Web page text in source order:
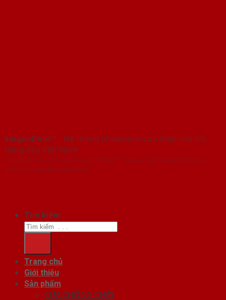
SaigonDoor™ - Hệ thống Showroom cửa thép cửa sắt
hàng đầu Việt Nam
Copyright ⓒ 2016 – 2026 SaigonDoor™ - www.cuagocomposite.org |
Đơn vị chủ quản SaigonDoor
Tìm kiếm:
Trang chủ
Giới thiệu
Sản phẩm
CỬA CHỐNG CHÁY